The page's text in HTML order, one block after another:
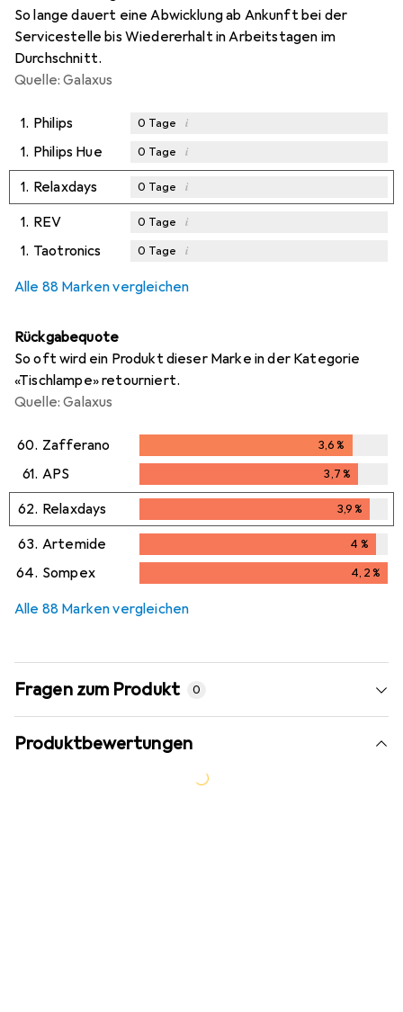
So lange dauert eine Abwicklung ab Ankunft bei der
Servicestelle bis Wiedererhalt in Arbeitstagen im
Durchschnitt.
Quelle: Galaxus
1. Philips 0 Tage i
1. Philips Hue 0 Tage i
1. Relaxdays 0 Tage i
1. REV 0 Tage i
1. Taotronics 0 Tage i
Alle 88 Marken vergleichen
Rückgabequote
So oft wird ein Produkt dieser Marke in der Kategorie
«Tischlampe» retourniert.
Quelle: Galaxus
60. Zafferano 3,6%
3,6%
61. APS 3,7%
3,7%
62. Relaxdays 3,9%
3,9%
63. Artemide 4 %
4%
64. Sompex 4,2%
Alle 88 Marken vergleichen
Fragen zum Produkt 0
Produktbewertungen